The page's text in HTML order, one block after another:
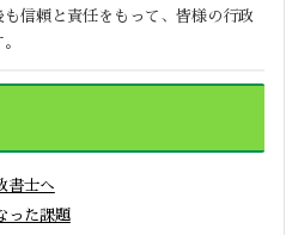
信頼と責任をもって、皆様の行政
書士へ
った課題